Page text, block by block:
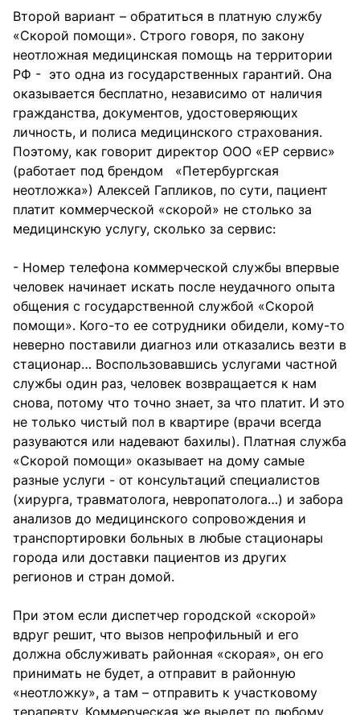
Второй вариант – обратиться в платную службу
«Скорой помощи». Строго говоря, по закону
неотложная медицинская помощь на территории
РФ - это одна из государственных гарантий. Она
оказывается бесплатно, независимо от наличия
гражданства, документов, удостоверяющих
личность, и полиса медицинского страхования.
Поэтому, как говорит директор ООО «ЕР сервис»
(работает под брендом «Петербургская
неотложка») Алексей Гапликов, по сути, пациент
платит коммерческой «скорой» не столько за
медицинскую услугу, сколько за сервис:
- Номер телефона коммерческой службы впервые
человек начинает искать после неудачного опыта
общения с государственной службой «Скорой
помощи». Кого-то ее сотрудники обидели, кому-то
неверно поставили диагноз или отказались везти в
стационар… Воспользовавшись услугами частной
службы один раз, человек возвращается к нам
снова, потому что точно знает, за что платит. И это
не только чистый пол в квартире (врачи всегда
разуваются или надевают бахилы). Платная служба
«Скорой помощи» оказывает на дому самые
разные услуги - от консультаций специалистов
(хирурга, травматолога, невропатолога…) и забора
анализов до медицинского сопровождения и
транспортировки больных в любые стационары
города или доставки пациентов из других
регионов и стран домой.
При этом если диспетчер городской «скорой»
вдруг решит, что вызов непрофильный и его
должна обслуживать районная «скорая», он его
принимать не будет, а отправит в районную
«неотложку», а там – отправить к участковому
терапевту. Коммерческая же выедет по любому